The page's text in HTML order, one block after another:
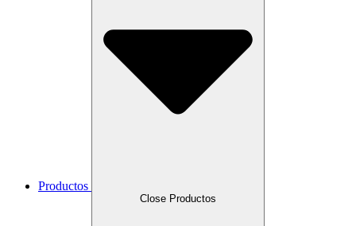
Productos
Close Productos